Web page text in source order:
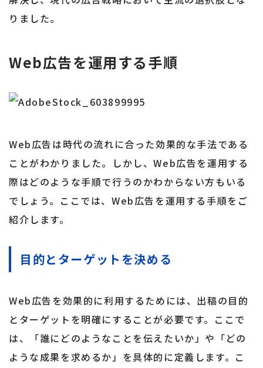
りました。
Web広告を運用する手順
Web広告は時代の流れに合った効果的な手法である
ことがわかりました。しかし、Web広告を運用する
際はどのような手順で行うのかわからない方もいる
でしょう。ここでは、Web広告を運用する手順をご
紹介します。
目的とターゲットを決める
Web広告を効果的に利用するためには、出稿の目的
とターゲットを明確にすることが必要です。ここで
は、「誰にどのようなことを伝えたいか」や「どの
ような成果を求めるか」を具体的に定義します。こ